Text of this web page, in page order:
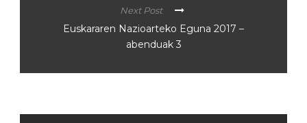
Next Post
Euskararen Nazioarteko Eguna 2017 –
abenduak 3